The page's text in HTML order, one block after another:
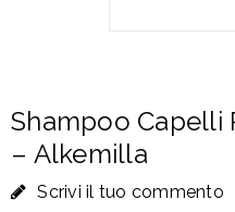
Shampoo Capelli
– Alkemilla
Scrivi il tuo commento